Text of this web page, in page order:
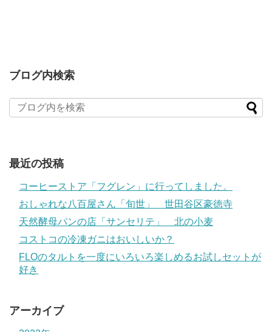
ブログ内検索
最近の投稿
コーヒーストア「フグレン」に行ってしました。
おしゃれな八百屋さん「旬世」 世田谷区豪徳寺
天然酵母パンの店「サンセリテ」 北の小麦
コストコの冷凍ガニはおいしいか？
FLOのタルトを一度にいろいろ楽しめるお試しセットが
好き
アーカイブ